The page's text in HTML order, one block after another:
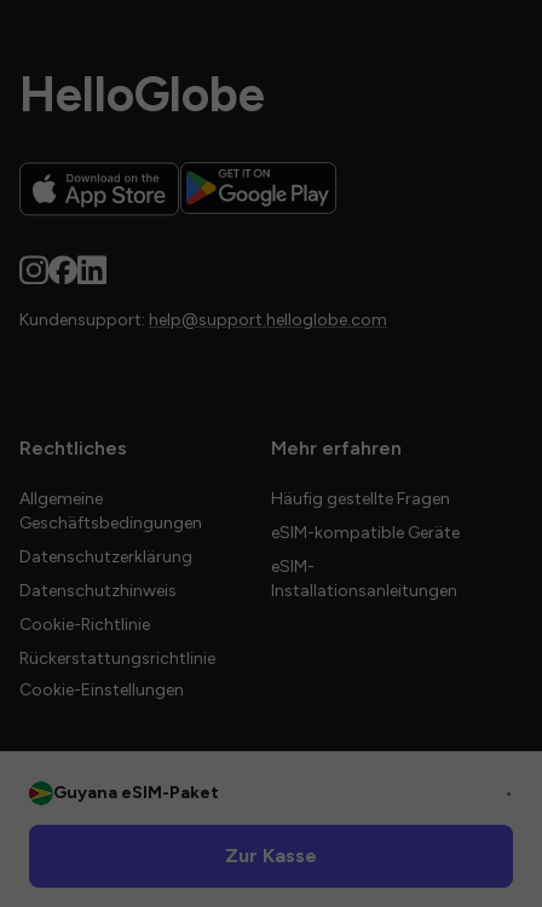
HelloGlobe
Kundensupport: help@support.helloglobe.com
Rechtliches
Allgemeine
Geschäftsbedingungen
Datenschutzerklärung
Datenschutzhinweis
Cookie-Richtlinie
Rückerstattungsrichtlinie
Cookie-Einstellungen
Mehr erfahren
Häufig gestellte Fragen
eSIM-kompatible Geräte
eSIM-
Installationsanleitungen
Guyana eSIM-Paket •
Zur Kasse